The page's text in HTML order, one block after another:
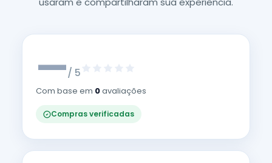
—/ 5
Com base em 0avaliações
Compras verificadas